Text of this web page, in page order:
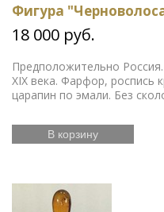
Фигура
18 000 руб.
Предположительно
XIX века. Фарфор, роспись
царапин по эмали. Без
В корзину